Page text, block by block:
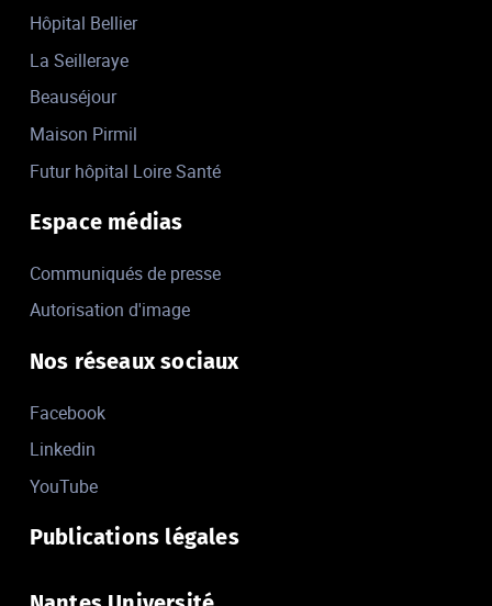
Hôpital Bellier
La Seilleraye
Beauséjour
Maison Pirmil
Futur hôpital Loire Santé
Espace médias
Communiqués de presse
Autorisation d'image
Nos réseaux sociaux
Facebook
Linkedin
YouTube
Publications légales